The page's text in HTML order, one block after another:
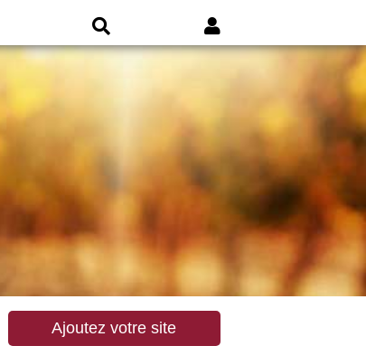
Ajoutez votre site